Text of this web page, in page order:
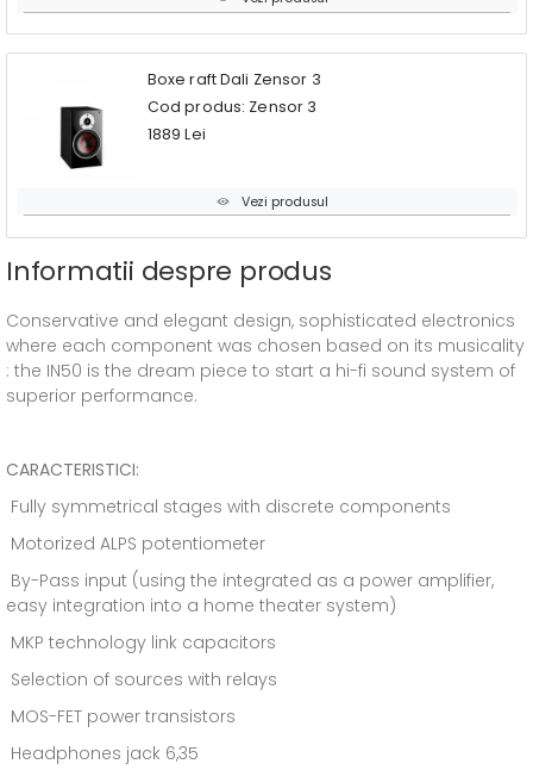
Boxe raft Dali Zensor 3
Cod produs: Zensor 3
1889 Lei
Vezi produsul
Informatii despre produs
Conservative and elegant design, sophisticated electronics
where each component was chosen based on its musicality
: the IN50 is the dream piece to start a hi-fi sound system of
superior performance.
CARACTERISTICI:
Fully symmetrical stages with discrete components
Motorized ALPS potentiometer
By-Pass input (using the integrated as a power amplifier,
easy integration into a home theater system)
MKP technology link capacitors
Selection of sources with relays
MOS-FET power transistors
Headphones jack 6,35